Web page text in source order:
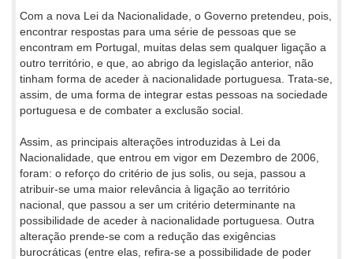
Com a nova Lei da Nacionalidade, o Governo pretendeu, pois,
encontrar respostas para uma série de pessoas que se
encontram em Portugal, muitas delas sem qualquer ligação a
outro território, e que, ao abrigo da legislação anterior, não
tinham forma de aceder à nacionalidade portuguesa. Trata-se,
assim, de uma forma de integrar estas pessoas na sociedade
portuguesa e de combater a exclusão social.
Assim, as principais alterações introduzidas à Lei da
Nacionalidade, que entrou em vigor em Dezembro de 2006,
foram: o reforço do critério de jus solis, ou seja, passou a
atribuir-se uma maior relevância à ligação ao território
nacional, que passou a ser um critério determinante na
possibilidade de aceder à nacionalidade portuguesa. Outra
alteração prende-se com a redução das exigências
burocráticas (entre elas, refira-se a possibilidade de poder